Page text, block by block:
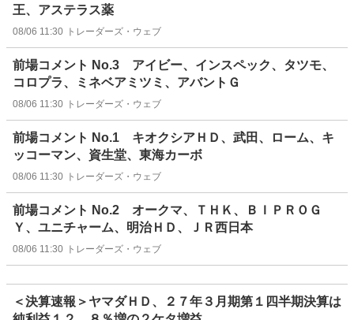
王、アステラス薬
08/06 11:30 トレーダーズ・ウェブ
前場コメント No.3 アイビー、インスペック、タツモ、
コロプラ、ミネベアミツミ、アバントＧ
08/06 11:30 トレーダーズ・ウェブ
前場コメント No.1 キオクシアＨＤ、武田、ローム、キ
ッコーマン、資生堂、東海カーボ
08/06 11:30 トレーダーズ・ウェブ
前場コメント No.2 オークマ、ＴＨＫ、ＢＩＰＲＯＧ
Ｙ、ユニチャーム、明治ＨＤ、ＪＲ西日本
08/06 11:30 トレーダーズ・ウェブ
＜決算速報＞ヤマダＨＤ、２７年３月期第１四半期決算は